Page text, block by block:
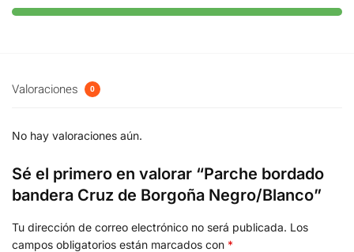
Valoraciones 0
No hay valoraciones aún.
Sé el primero en valorar “Parche bordado
bandera Cruz de Borgoña Negro/Blanco”
Tu dirección de correo electrónico no será publicada. Los
campos obligatorios están marcados con *